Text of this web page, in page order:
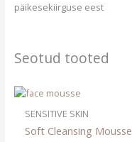
päikesekiirguse eest
Seotud tooted
SENSITIVE SKIN
Soft Cleansing Mousse